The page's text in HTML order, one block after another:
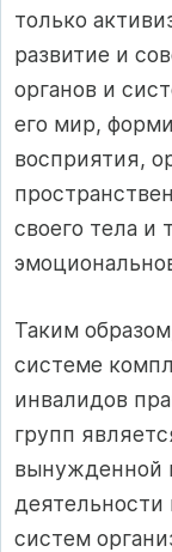
только
развитие и
органов и
его мир,
восприятия,
своего тела и
Таким
системе
инвалидов
групп
вынужденной
деятельности
систем